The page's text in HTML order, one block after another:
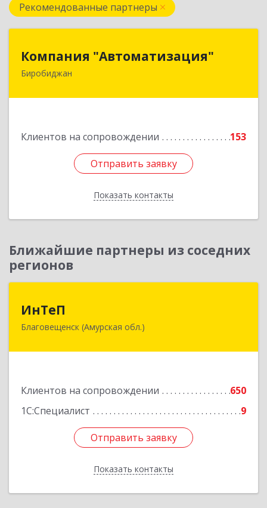
Рекомендованные партнеры
Компания "Автоматизация"
Биробиджан
Клиентов на сопровождении 153
Отправить заявку
Показать контакты
679016, Еврейская Аобл, Биробиджан г,
Отправить заявку
Назад
Ближайшие партнеры из соседних
регионов
ИнТеП
Благовещенск (Амурская обл.)
Клиентов на сопровождении
650
1С:Специалист
9
Отправить заявку
Показать контакты
675000, Амурская обл, Благовещенск г,
Отправить заявку
Назад